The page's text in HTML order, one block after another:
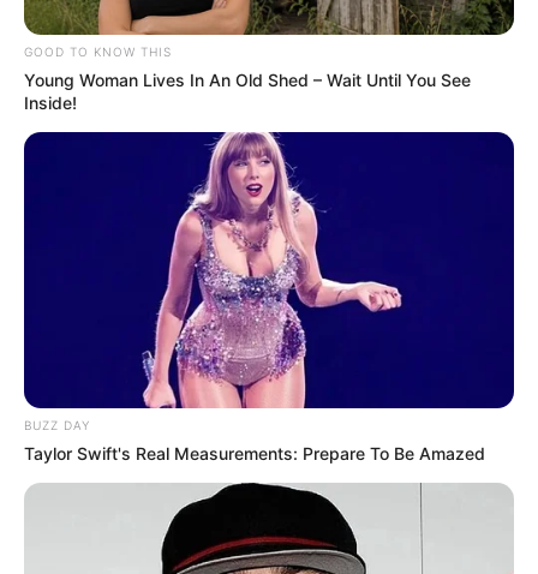
GOOD TO KNOW THIS
Young Woman Lives In An Old Shed – Wait Until You See
Inside!
BUZZ DAY
Taylor Swift's Real Measurements: Prepare To Be Amazed